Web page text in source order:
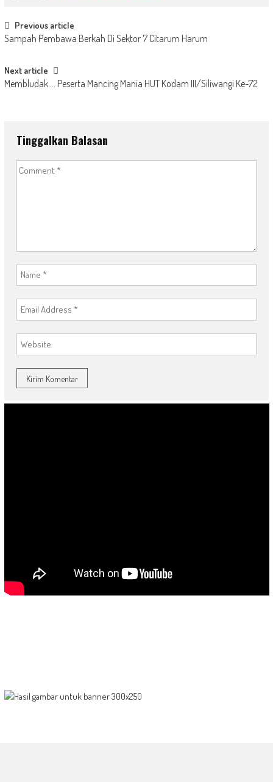
Post
navigation
Previous article
Sampah Pembawa Berkah Di Sektor 7 Citarum Harum
Next article
Membludak…. Peserta Mancing Mania HUT Kodam III/Siliwangi Ke-72
Tinggalkan Balasan